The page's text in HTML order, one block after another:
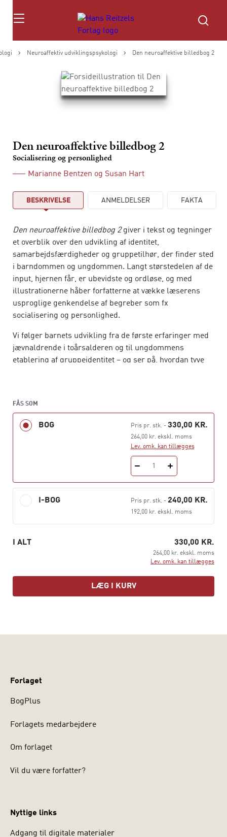
Søg
Neuroaffektiv udviklingspsykologi Den neuroaffektive billedbog 2
Den neuroaffektive billedbog 2
Socialisering og personlighed
Marianne Bentzen og Susan Hart
BESKRIVELSE ANMELDELSER FAKTA
Den neuroaffektive billedbog 2giver i tekst og tegninger
et overblik over den udvikling af identitet,
samarbejdsfærdigheder og gruppetilhør, der finder sted
i barndommen og ungdommen. Langt størstedelen af de
input, hjernen får, er ubevidste og ordløse, og med
illustrationerne håber forfatterne at vække læserens
usproglige genkendelse af begreber som fx
socialisering og personlighed.
Vi følger barnets udvikling fra de første erfaringer med
jævnaldrende i toårsalderen og til ungdommens
etablering af gruppeidentitet – og ser på, hvordan tyve
Den neuroaffektive billedbog 2
fortsættelse af
handlede om de første leveår og om de samspil med
omsorgspersonerne, der skal til, for at hjernen og
voksenlivet. Begge bøger henvender sig til blandt andre
behandlere, psykologer, psykoterapeuter og pædagoger.
FÅS SOM
BOG Pris pr. stk.- 330,00 KR.
264,00 kr. ekskl. moms
Lev. omk. kan tillægges
1
I-BOG Pris pr. stk.- 240,00 KR.
192,00 kr. ekskl. moms
I ALT 330,00 KR.
264,00 kr. ekskl. moms
Lev. omk. kan tillægges
LÆG I KURV
Forlaget
BogPlus
Forlagets medarbejdere
Om forlaget
Vil du være forfatter?
Nyttige links
Adgang til digitale materialer